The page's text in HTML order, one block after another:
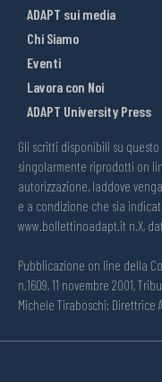
ADAPT sui media
Chi Siamo
Eventi
Lavora con Noi
ADAPT University Press
Gli scritti disponibili su
singolarmente riprodotti on
autorizzazione, laddove
e a condizione che sia
www.bollettinoadapt.it n.X,
Pubblicazione on line della
n.1609, 11 novembre 2001,
Michele Tiraboschi; Direttrice